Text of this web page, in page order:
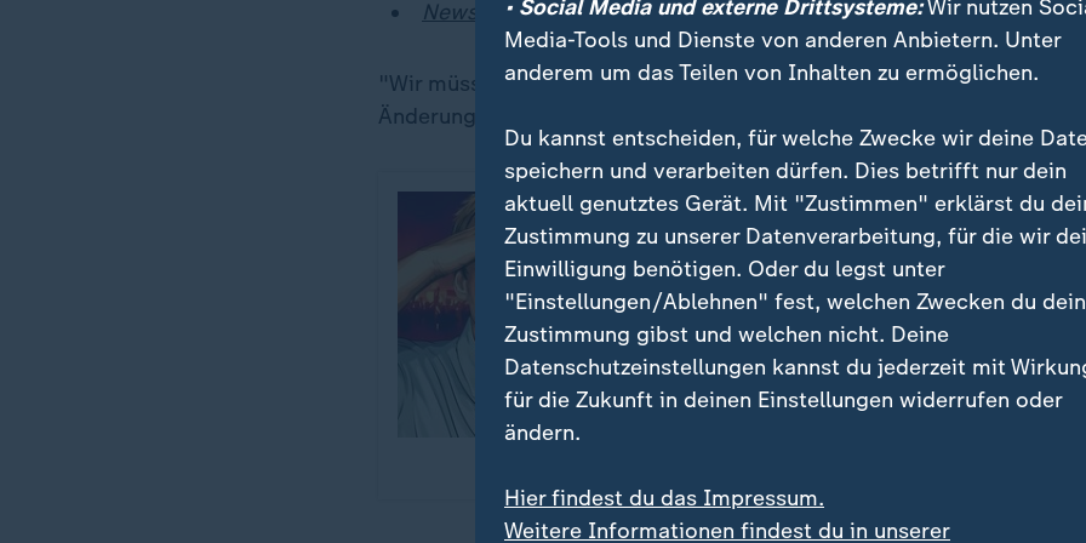
News von der WM im Liveblog
"Wir müssen uns jetzt auf uns fokussieren", mahnte Pochettino, der
Änderung an seiner Startelf vornahm: "Wir haben ein wichtiges Spiel
Sport
:Schland in
Vor der WM 2006
Fußball am Abgrund.
Klinsmanns
scheitern – bis sein
• Social Media und externe Drittsysteme:Wir nutzen
Media-Tools und Dienste von anderen Anbietern. Unter
anderem um das Teilen von Inhalten zu ermöglichen.
Du kannst entscheiden, für welche Zwecke wir deine
speichern und verarbeiten dürfen. Dies betrifft nur dein
aktuell genutztes Gerät. Mit "Zustimmen" erklärst du
Zustimmung zu unserer Datenverarbeitung, für die wir
Einwilligung benötigen. Oder du legst unter
"Einstellungen/Ablehnen" fest, welchen Zwecken du
Zustimmung gibst und welchen nicht. Deine
Datenschutzeinstellungen kannst du jederzeit mit
für die Zukunft in deinen Einstellungen widerrufen oder
ändern.
Hier findest du das Impressum.
Weitere Informationen findest du in unserer